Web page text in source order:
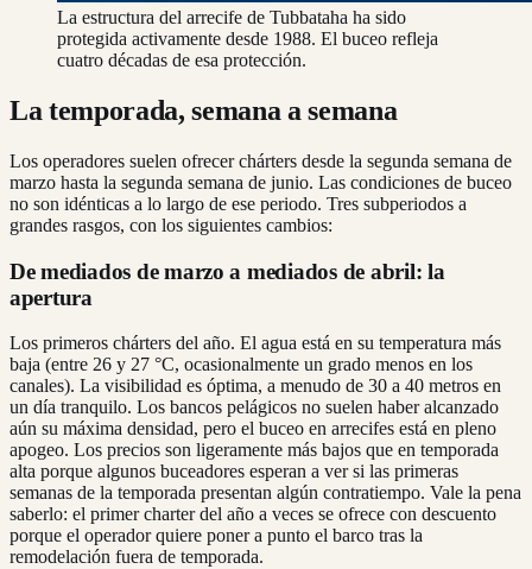
La estructura del arrecife de Tubbataha ha sido
protegida activamente desde 1988. El buceo refleja
cuatro décadas de esa protección.
La temporada, semana a semana
Los operadores suelen ofrecer chárters desde la segunda semana de
marzo hasta la segunda semana de junio. Las condiciones de buceo
no son idénticas a lo largo de ese periodo. Tres subperiodos a
grandes rasgos, con los siguientes cambios:
De mediados de marzo a mediados de abril: la
apertura
Los primeros chárters del año. El agua está en su temperatura más
baja (entre 26 y 27 °C, ocasionalmente un grado menos en los
canales). La visibilidad es óptima, a menudo de 30 a 40 metros en
un día tranquilo. Los bancos pelágicos no suelen haber alcanzado
aún su máxima densidad, pero el buceo en arrecifes está en pleno
apogeo. Los precios son ligeramente más bajos que en temporada
alta porque algunos buceadores esperan a ver si las primeras
semanas de la temporada presentan algún contratiempo. Vale la pena
saberlo: el primer charter del año a veces se ofrece con descuento
porque el operador quiere poner a punto el barco tras la
remodelación fuera de temporada.